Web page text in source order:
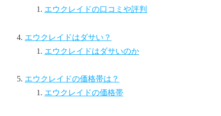
エウクレイドの口コミや評判
エウクレイドはダサい？
エウクレイドはダサいのか
エウクレイドの価格帯は？
エウクレイドの価格帯